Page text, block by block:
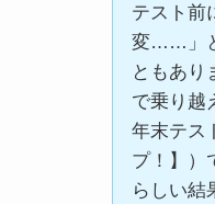
テスト前
変……」
ともあり
で乗り越
年末テス
プ！】）
らしい結